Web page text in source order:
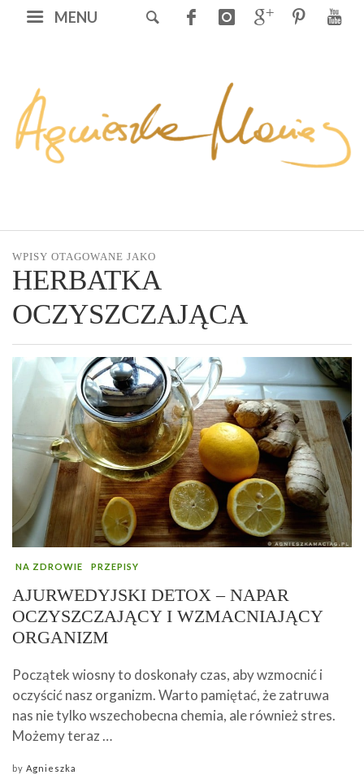
MENU
WPISY OTAGOWANE JAKO
HERBATKA
OCZYSZCZAJĄCA
NA ZDROWIE PRZEPISY
AJURWEDYJSKI DETOX – NAPAR
OCZYSZCZAJĄCY I WZMACNIAJĄCY
ORGANIZM
Początek wiosny to doskonały czas, aby wzmocnić i
oczyścić nasz organizm. Warto pamiętać, że zatruwa
nas nie tylko wszechobecna chemia, ale również stres.
Możemy teraz …
by Agnieszka